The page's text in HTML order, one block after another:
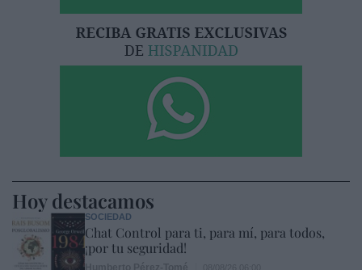
Hoy destacamos
SOCIEDAD
Chat Control para ti, para mí, para todos,
¡por tu seguridad!